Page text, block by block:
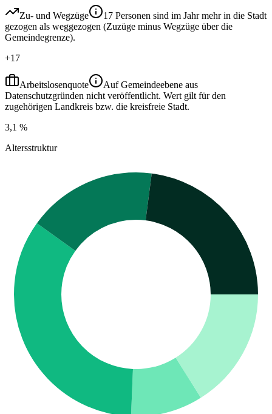
Zu- und Wegzüge
17 Personen sind im Jahr mehr in die Stadt
gezogen als weggezogen (Zuzüge minus Wegzüge über die
Gemeindegrenze).
+17
Arbeitslosenquote
Auf Gemeindeebene aus
Datenschutzgründen nicht veröffentlicht. Wert gilt für den
zugehörigen Landkreis bzw. die kreisfreie Stadt.
3,1 %
Altersstruktur